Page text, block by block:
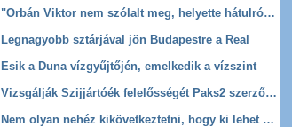
"Orbán Viktor nem szólalt meg, helyette hátulról mozgatja az embereit"
Legnagyobb sztárjával jön Budapestre a Real
Esik a Duna vízgyűjtőjén, emelkedik a vízszint
Vizsgálják Szijjártóék felelősségét Paks2 szerződéseivel kapcsolatban
Nem olyan nehéz kikövetkeztetni, hogy ki lehet a három jelölt